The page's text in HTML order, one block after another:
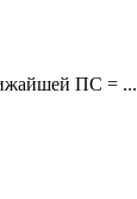
ПС = ...